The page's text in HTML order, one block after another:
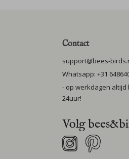
Contact
support@bees-
Whatsapp: +31
- op werkdagen
24uur!
Volg